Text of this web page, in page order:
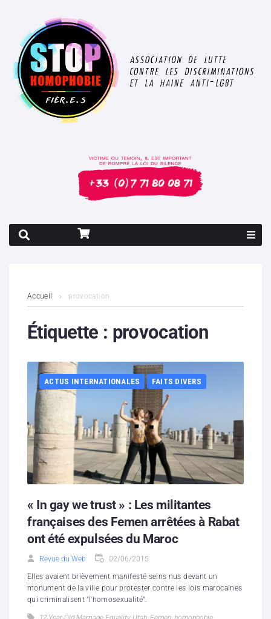
Contenus litigieux
Boutique
Partenaires
Contacts
Hébergement solidaire
Accueil provocation
Étiquette : provocation
ACTUS INTERNATIONALES FAITS DIVERS
« In gay we trust » : Les militantes
françaises des Femen arrêtées à Rabat
ont été expulsées du Maroc
Revue du Web 02/06/2015
Elles avaient brièvement manifesté seins nus devant un
monument de la ville pour protester contre les lois marocaines
qui criminalisent "l'homosexualité".